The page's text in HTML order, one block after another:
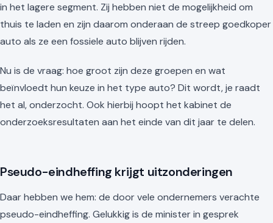
in het lagere segment. Zij hebben niet de mogelijkheid om
thuis te laden en zijn daarom onderaan de streep goedkoper
auto als ze een fossiele auto blijven rijden.
Nu is de vraag: hoe groot zijn deze groepen en wat
beïnvloedt hun keuze in het type auto? Dit wordt, je raadt
het al, onderzocht. Ook hierbij hoopt het kabinet de
onderzoeksresultaten aan het einde van dit jaar te delen.
Pseudo-eindheffing krijgt uitzonderingen
Daar hebben we hem: de door vele ondernemers verachte
pseudo-eindheffing. Gelukkig is de minister in gesprek